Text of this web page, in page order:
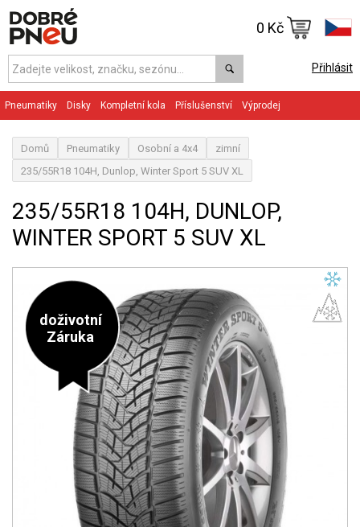
Přihlásit
0 Kč
Pneumatiky Disky Kompletní kola Příslušenství Výprodej
Domů Pneumatiky Osobní a 4x4
zimní
235/55R18 104H, Dunlop, Winter Sport 5 SUV XL
235/55R18 104H, DUNLOP,
WINTER SPORT 5 SUV XL
doživotní
Záruka